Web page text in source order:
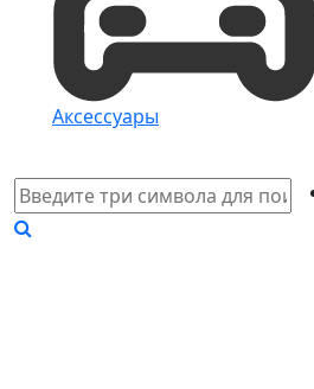
Аксессуары